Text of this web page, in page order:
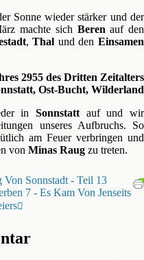
Sonne wieder stärker und der
machte sich Beren auf den
,Thal und denEinsamen
2955 des Dritten Zeitalters
Ost-Bucht, Wilderland
in Sonnstatt auf und wir
unseres Aufbruchs. So
am Feuer verbringen und
von Minas Raug zu treten.
Von Sonnstadt - Teil 13
7 - Es Kam Von Jenseits